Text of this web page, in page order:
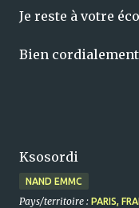
Je reste à votre
Bien cordialement
Ksosordi
NAND EMMC
Pays/territoire : PARIS,